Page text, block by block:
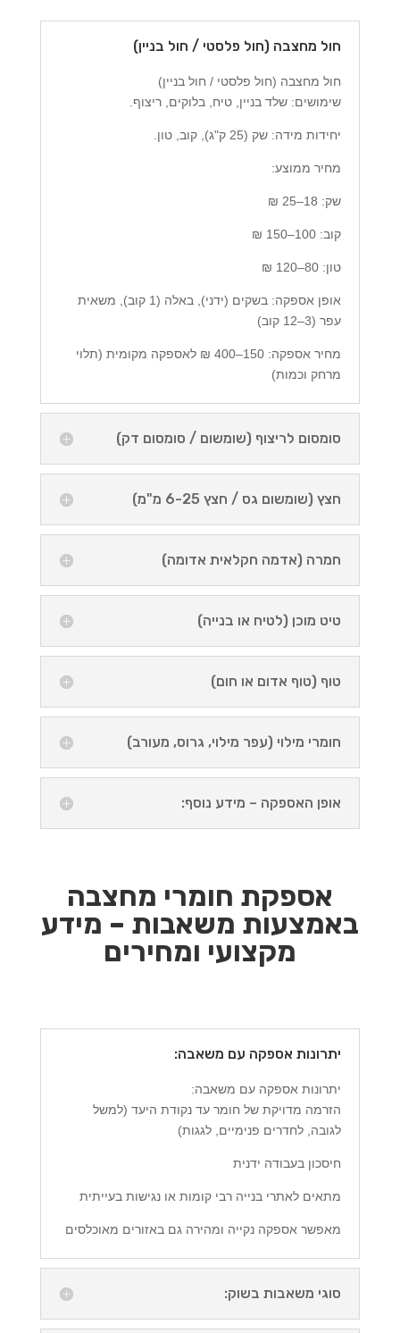
חול מחצבה (חול פלסטי / חול בניין)
חול מחצבה (חול פלסטי / חול בניין)
שימושים: שלד בניין, טיח, בלוקים, ריצוף.
יחידות מידה: שק (25 ק"ג), קוב, טון.
מחיר ממוצע:
שק: 18–25 ₪
קוב: 100–150 ₪
טון: 80–120 ₪
אופן אספקה: בשקים (ידני), באלה (1 קוב), משאית
עפר (3–12 קוב)
מחיר אספקה: 150–400 ₪ לאספקה מקומית (תלוי
מרחק וכמות)
סומסום לריצוף (שומשום / סומסום דק)
חצץ (שומשום גס / חצץ 6-25 מ"מ)
חמרה (אדמה חקלאית אדומה)
טיט מוכן (לטיח או בנייה)
טוף (טוף אדום או חום)
חומרי מילוי (עפר מילוי, גרוס, מעורב)
אופן האספקה – מידע נוסף:
אספקת חומרי מחצבה
באמצעות משאבות – מידע
מקצועי ומחירים
יתרונות אספקה עם משאבה:
יתרונות אספקה עם משאבה:
הזרמה מדויקת של חומר עד נקודת היעד (למשל
לגובה, לחדרים פנימיים, לגגות)
חיסכון בעבודה ידנית
מתאים לאתרי בנייה רבי קומות או נגישות בעייתית
מאפשר אספקה נקייה ומהירה גם באזורים מאוכלסים
סוגי משאבות בשוק: